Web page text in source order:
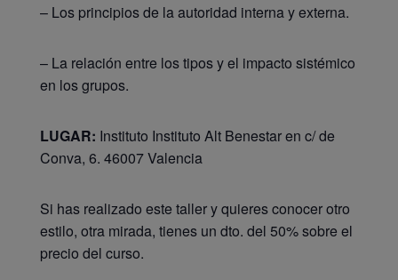
– Los principios de la autoridad interna y externa.
– La relación entre los tipos y el impacto sistémico
en los grupos.
LUGAR: Instituto Instituto Alt Benestar en c/ de
Conva, 6. 46007 Valencia
Si has realizado este taller y quieres conocer otro
estilo, otra mirada, tienes un dto. del 50% sobre el
precio del curso.